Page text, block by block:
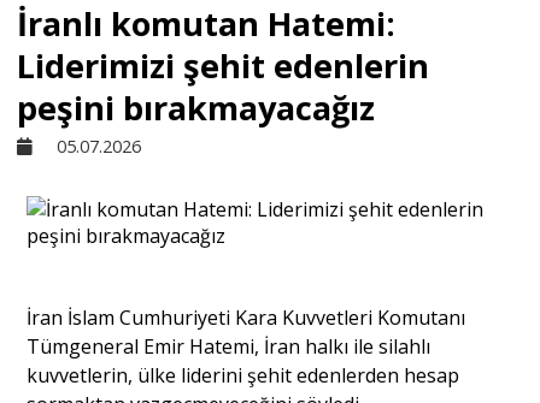
Derkenar
Sivil Toplum
Kültür - Sanat
Dünya
İranlı komutan Hatemi:
Liderimizi şehit edenlerin
peşini bırakmayacağız
05.07.2026
İran İslam Cumhuriyeti Kara Kuvvetleri Komutanı
Tümgeneral Emir Hatemi, İran halkı ile silahlı
kuvvetlerin, ülke liderini şehit edenlerden hesap